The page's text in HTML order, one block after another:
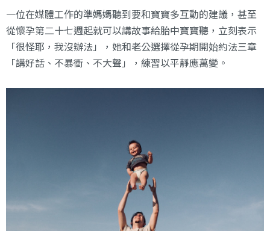
一位在媒體工作的準媽媽聽到要和寶寶多互動的建議，甚至
從懷孕第二十七週起就可以講故事給胎中寶寶聽，立刻表示
「很怪耶，我沒辦法」，她和老公選擇從孕期開始約法三章
「講好話、不暴衝、不大聲」，練習以平靜應萬變。